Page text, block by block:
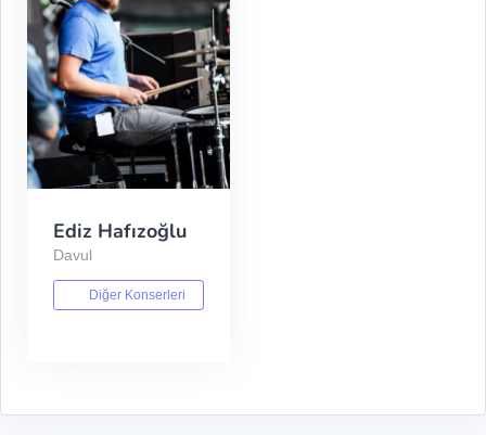
Ediz Hafızoğlu
Davul
Diğer Konserleri